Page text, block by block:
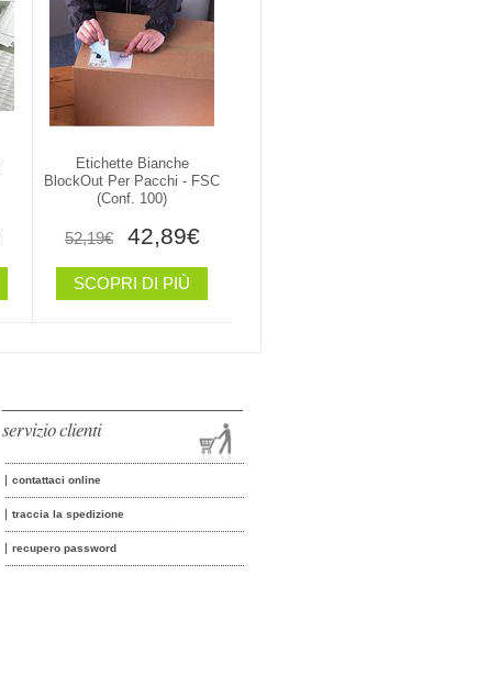
Etichette Bianche
BlockOut Per Pacchi - FSC
(conf. 100)
52,19€ 42,89€
SCOPRI DI PIÙ
servizio clienti
contattaci online
traccia la spedizione
recupero password